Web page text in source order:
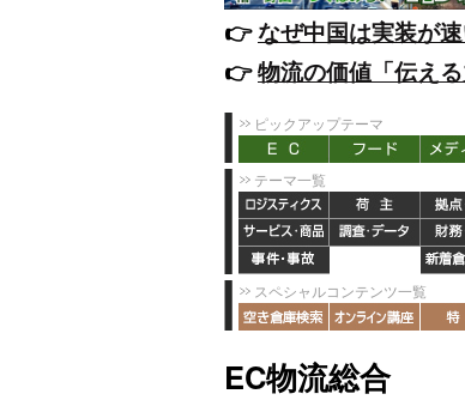
👉️なぜ中国は実装が
👉️物流の価値「伝え
ピックアップテーマ
テーマ一覧
スペシャルコンテンツ一覧
EC物流総合